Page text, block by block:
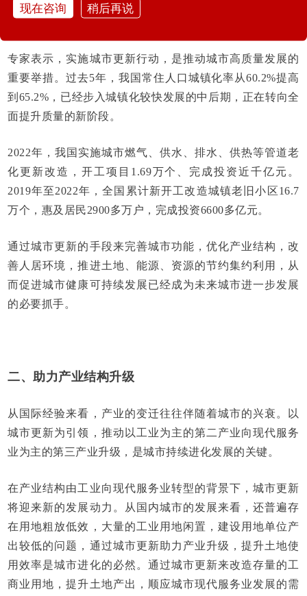
一、促进城市健康可持续发展
专家表示，实施城市更新行动，是推动城市高质量发展的
重要举措。过去5年，我国常住人口城镇化率从60.2%提高
到65.2%，已经步入城镇化较快发展的中后期，正在转向全
面提升质量的新阶段。
2022年，我国实施城市燃气、供水、排水、供热等管道老
化更新改造，开工项目1.69万个、完成投资近千亿元。
2019年至2022年，全国累计新开工改造城镇老旧小区16.7
万个，惠及居民2900多万户，完成投资6600多亿元。
通过城市更新的手段来完善城市功能，优化产业结构，改
善人居环境，推进土地、能源、资源的节约集约利用，从
而促进城市健康可持续发展已经成为未来城市进一步发展
的必要抓手。
二、助力产业结构升级
从国际经验来看，产业的变迁往往伴随着城市的兴衰。以
城市更新为引领，推动以工业为主的第二产业向现代服务
业为主的第三产业升级，是城市持续进化发展的关键。
在产业结构由工业向现代服务业转型的背景下，城市更新
将迎来新的发展动力。从国内城市的发展来看，还普遍存
在用地粗放低效，大量的工业用地闲置，建设用地单位产
出较低的问题，通过城市更新助力产业升级，提升土地使
用效率是城市进化的必然。通过城市更新来改造存量的工
商业用地，提升土地产出，顺应城市现代服务业发展的需
现在咨询 稍后再说